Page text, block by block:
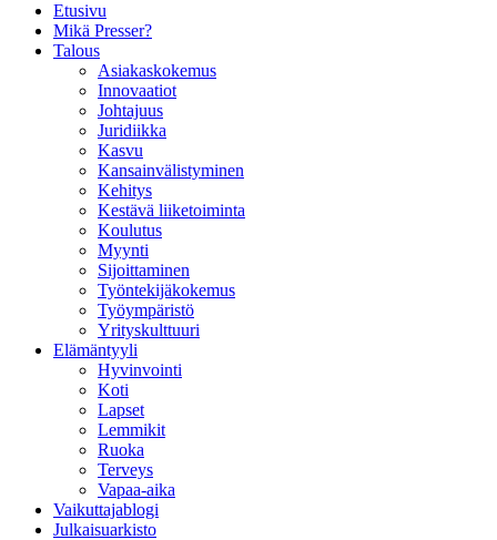
Etusivu
Mikä Presser?
Talous
Asiakaskokemus
Innovaatiot
Johtajuus
Juridiikka
Kasvu
Kansainvälistyminen
Kehitys
Kestävä liiketoiminta
Koulutus
Myynti
Sijoittaminen
Työntekijäkokemus
Työympäristö
Yrityskulttuuri
Elämäntyyli
Hyvinvointi
Koti
Lapset
Lemmikit
Ruoka
Terveys
Vapaa-aika
Vaikuttajablogi
Julkaisuarkisto